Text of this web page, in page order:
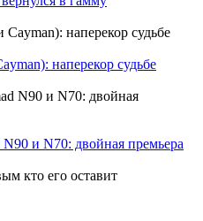
наперекор судьбе
и N70: двойная премьера
кто его оставит